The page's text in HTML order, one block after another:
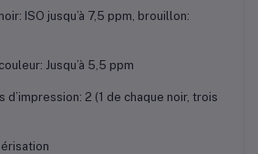
ISO jusqu’à 7,5 ppm, brouillon:
Jusqu’à 5,5 ppm
d’impression: 2 (1 de chaque noir, trois